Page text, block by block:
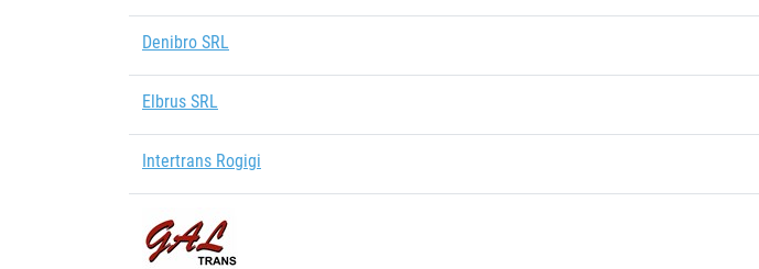
Denibro SRL
Elbrus SRL
Intertrans Rogigi